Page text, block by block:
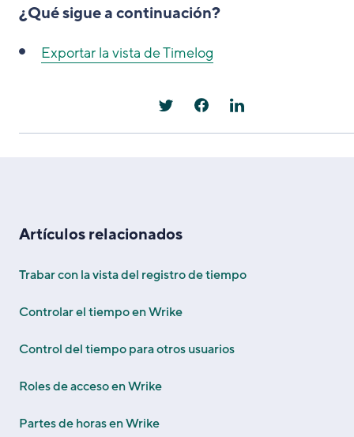
¿Qué sigue a continuación?
Exportar la vista de Timelog
Artículos relacionados
Trabar con la vista del registro de tiempo
Controlar el tiempo en Wrike
Control del tiempo para otros usuarios
Roles de acceso en Wrike
Partes de horas en Wrike